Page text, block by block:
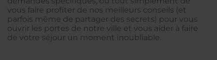
vous faire profiter de nos meilleurs conseils (et
parfois même de partager des secrets) pour vous
ouvrir les portes de notre ville et vous aider à faire
de votre séjour un moment inoubliable.